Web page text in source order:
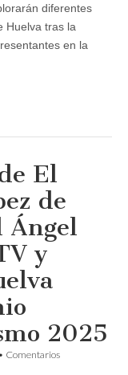
diferentes
Huelva tras la
en la
El
de
Ángel
y
2025
• Comentarios